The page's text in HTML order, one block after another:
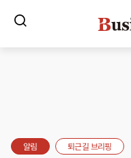
알림 퇴근길 브리핑